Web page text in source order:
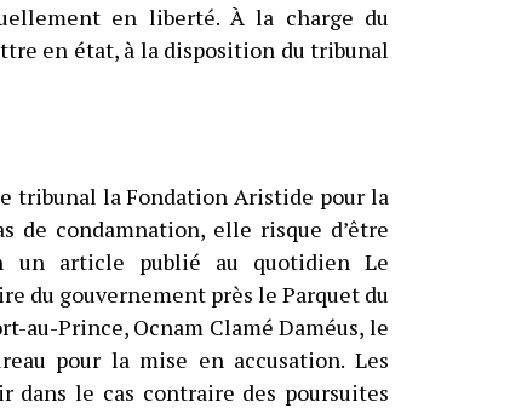
en liberté. À la charge du
en état, à la disposition du tribunal
tribunal la Fondation Aristide pour la
de condamnation, elle risque d’être
un article publié au quotidien Le
du gouvernement près le Parquet du
au-Prince, Ocnam Clamé Daméus, le
pour la mise en accusation. Les
dans le cas contraire des poursuites